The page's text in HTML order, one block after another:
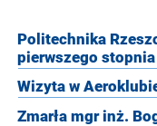
Politechnika
pierwszego stopnia
Wizyta w
Zmarła mgr inż.